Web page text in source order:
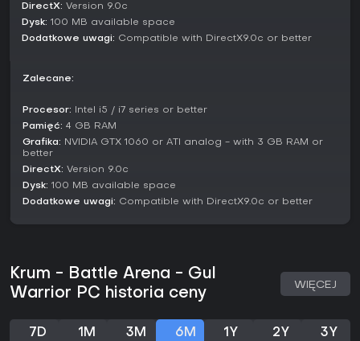
DirectX: Version 9.0c
Dysk: 100 MB available space
Dodatkowe uwagi: Compatible with DirectX9.0c or better
Zalecane:
Procesor: Intel i5 / i7 series or better
Pamięć: 4 GB RAM
Grafika: NVIDIA GTX 1060 or ATI analog - with 3 GB RAM or
better
DirectX: Version 9.0c
Dysk: 100 MB available space
Dodatkowe uwagi: Compatible with DirectX9.0c or better
Krum - Battle Arena - Gul
Warrior PC historia ceny
WIĘCEJ
7D 1M 3M 6M 1Y 2Y 3Y